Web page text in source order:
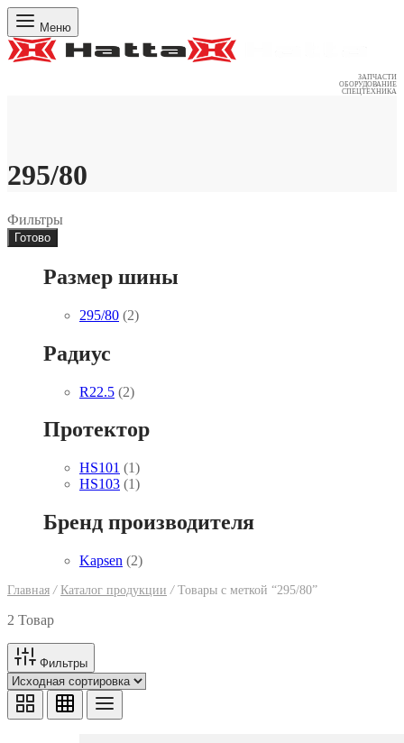
Меню
ЗАПЧАСТИ
ОБОРУДОВАНИЕ
СПЕЦТЕХНИКА
295/80
Фильтры
Готово
Размер шины
295/80 (2)
Радиус
R22.5 (2)
Протектор
HS101 (1)
HS103 (1)
Бренд производителя
Kapsen (2)
Главная / Каталог продукции /Товары с меткой “295/80”
2 Товар
Фильтры